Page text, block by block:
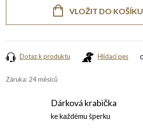
VLOŽIT DO KOŠÍKU
Dotaz k produktu Hlídací pes
Záruka: 24 měsíců
Dárková krabička
ke každému šperku